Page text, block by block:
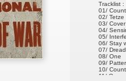
Tracklist :
01/
02/ Tetze
03/
04/
05/
06/ Stay
07/
08/ One
09/
10/
11/